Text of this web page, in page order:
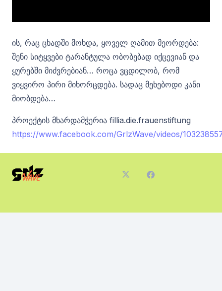
ის, რაც ცხადში მოხდა, ყოველ ღამით მეორდება:
შენი სიტყვები ტარანტულა ობობებად იქცევიან და
ყურებში მიძვრებიან… როცა ვცდილობ, რომ
ვიყვირო პირი მიხორცდება. სადაც მეხებოდი კანი
მიობდება…
პროექტის მხარდამჭერია fillia.die.frauenstiftung
https://www.facebook.com/GrlzWave/videos/